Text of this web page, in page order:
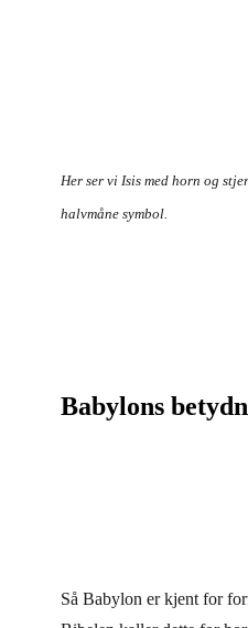
Her ser vi Isis med horn og
halvmåne symbol.
Babylons
Så Babylon er kjent for